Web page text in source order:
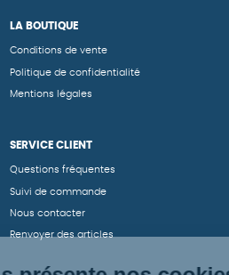
LA BOUTIQUE
Conditions de vente
Politique de confidentialité
Mentions légales
SERVICE CLIENT
Questions fréquentes
Suivi de commande
Nous contacter
Renvoyer des articles